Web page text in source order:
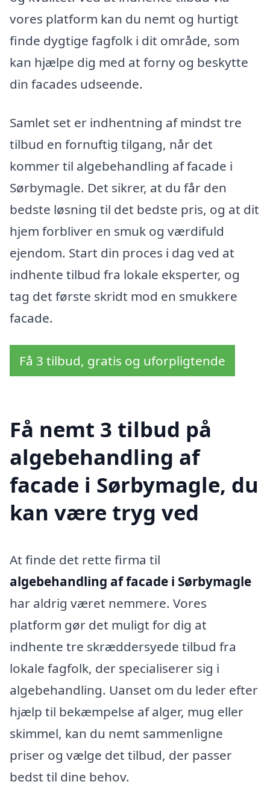
vores platform kan du nemt og hurtigt
finde dygtige fagfolk i dit område, som
kan hjælpe dig med at forny og beskytte
din facades udseende.
Samlet set er indhentning af mindst tre
tilbud en fornuftig tilgang, når det
kommer til algebehandling af facade i
Sørbymagle. Det sikrer, at du får den
bedste løsning til det bedste pris, og at dit
hjem forbliver en smuk og værdifuld
ejendom. Start din proces i dag ved at
indhente tilbud fra lokale eksperter, og
tag det første skridt mod en smukkere
facade.
Få 3 tilbud, gratis og uforpligtende
Få nemt 3 tilbud på
algebehandling af
facade i Sørbymagle, du
kan være tryg ved
At finde det rette firma til
algebehandling af facade i Sørbymagle
har aldrig været nemmere. Vores
platform gør det muligt for dig at
indhente tre skræddersyede tilbud fra
lokale fagfolk, der specialiserer sig i
algebehandling. Uanset om du leder efter
hjælp til bekæmpelse af alger, mug eller
skimmel, kan du nemt sammenligne
priser og vælge det tilbud, der passer
bedst til dine behov.